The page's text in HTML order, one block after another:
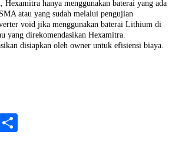
hanya menggunakan baterai yang ada
atau yang sudah melalui pengujian
void jika menggunakan baterai Lithium di
yang direkomendasikan Hexamitra.
disiapkan oleh owner untuk efisiensi biaya.